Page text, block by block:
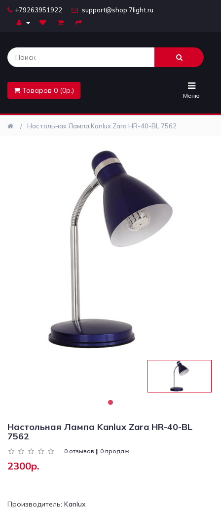
+79263951922 support@shop.7light.ru
Товаров 0 (0р.)
Меню
Комплектующие
Лайтбоксы
Электротовары
Настольная Лампа Kanlux Zara HR-40-BL 7562
Настольная Лампа Kanlux Zara HR-40-BL
7562
0 отзывов || 0 продаж
2300р.
Производитель: Kanlux